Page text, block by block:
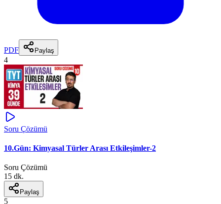
PDF Paylaş
4
Soru Çözümü
10.Gün: Kimyasal Türler Arası Etkileşimler-2
Soru Çözümü
15 dk.
Paylaş
5